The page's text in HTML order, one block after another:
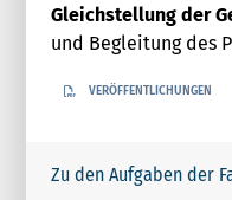
Gleichstellung der
und Begleitung des
VERÖFFENTLICHUNGEN
Zu den Aufgaben der